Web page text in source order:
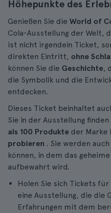
Höhepunkte des
Genießen Sie die World of
Cola-Ausstellung der Welt,
ist nicht irgendein Ticket,
direkten Eintritt, ohne
können Sie die Geschichte,
die Symbolik und die
entdecken.
Dieses Ticket beinhaltet
Sie in der Ausstellung finden
als 100 Produkte der Marke
probieren . Sie werden
können, in dem das
aufbewahrt wird.
Holen Sie sich Tickets für
eine Ausstellung, die die
Erfahrungen mit dem